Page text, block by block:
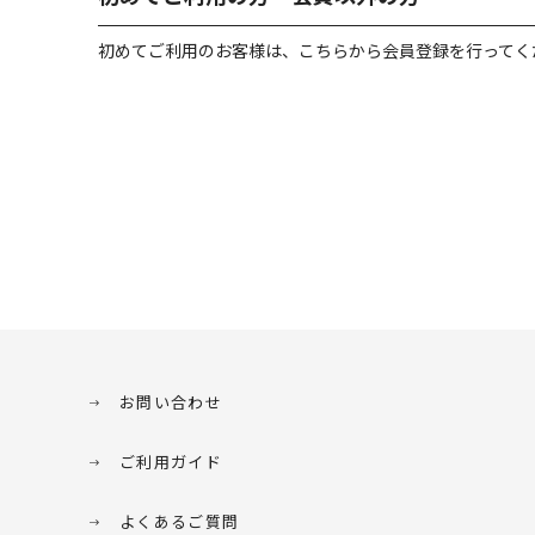
初めてご利用のお客様は、こちらから会員登録を行って
お問い合わせ
ご利用ガイド
よくあるご質問